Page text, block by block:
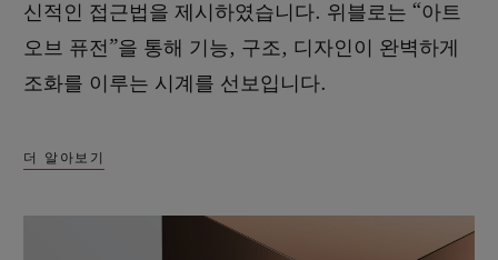
신적인 접근법을 제시하였습니다. 위블로는 “아트
오브 퓨전”을 통해 기능, 구조, 디자인이 완벽하게
조화를 이루는 시계를 선보입니다.
더 알아보기